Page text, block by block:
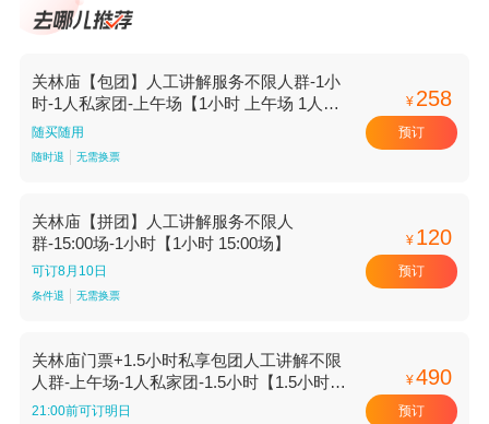
关林庙【包团】人工讲解服务不限人群-1小
时-1人私家团-上午场【1小时 上午场 1人私
家团】
随买随用
随时退 无需换票
¥ 258
预订
关林庙【拼团】人工讲解服务不限人
群-15:00场-1小时【1小时 15:00场】
可订8月10日
条件退 无需换票
¥ 120
预订
关林庙门票+1.5小时私享包团人工讲解不限
人群-上午场-1人私家团-1.5小时【1.5小时
上午场 1人私家团】
21:00前可订明日
¥490
预订